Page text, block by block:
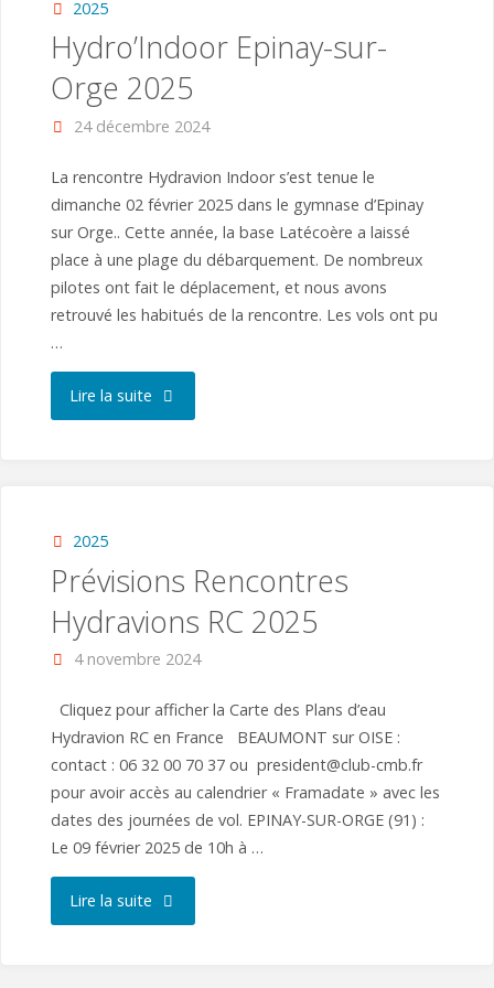
2025
Hydro’Indoor Epinay-sur-
Orge 2025
24 décembre 2024
La rencontre Hydravion Indoor s’est tenue le
dimanche 02 février 2025 dans le gymnase d’Epinay
sur Orge.. Cette année, la base Latécoère a laissé
place à une plage du débarquement. De nombreux
pilotes ont fait le déplacement, et nous avons
retrouvé les habitués de la rencontre. Les vols ont pu
…
Lire la suite"Hydro’Indoor
2025"
2025
Prévisions Rencontres
Hydravions RC 2025
4 novembre 2024
Cliquez pour afficher la Carte des Plans d’eau
Hydravion RC en France BEAUMONT sur OISE :
contact : 06 32 00 70 37 ou president@club-cmb.fr
pour avoir accès au calendrier « Framadate » avec les
dates des journées de vol. EPINAY-SUR-ORGE (91) :
Le 09 février 2025 de 10h à …
Lire la suite"Prévisions